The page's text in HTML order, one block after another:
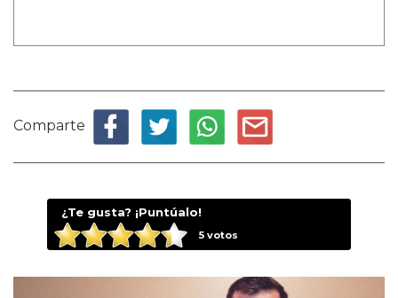
Comparte
¿Te gusta? ¡Puntúalo!
5votos